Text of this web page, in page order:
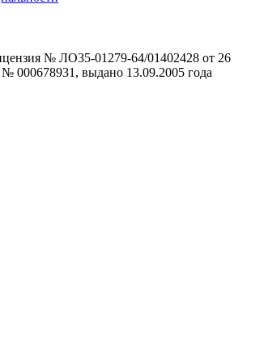
№ ЛО35-01279-64/01402428 от 26
000678931, выдано 13.09.2005 года